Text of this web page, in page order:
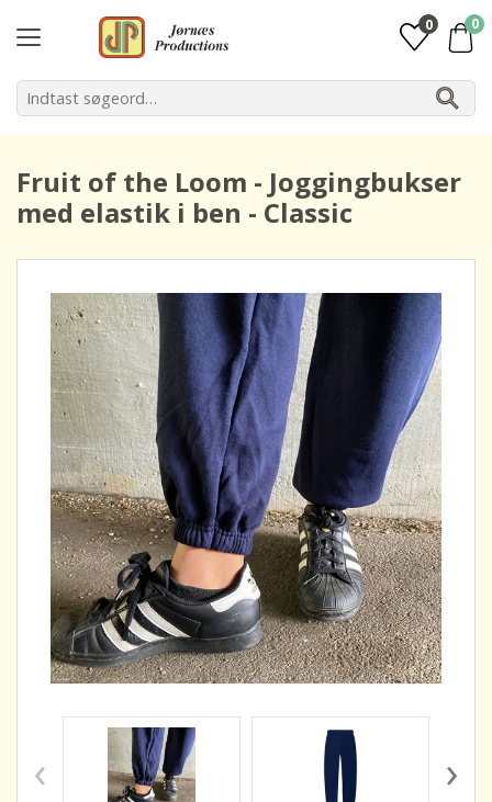
0 0
Fruit of the Loom - Joggingbukser
med elastik i ben - Classic
‹ ›